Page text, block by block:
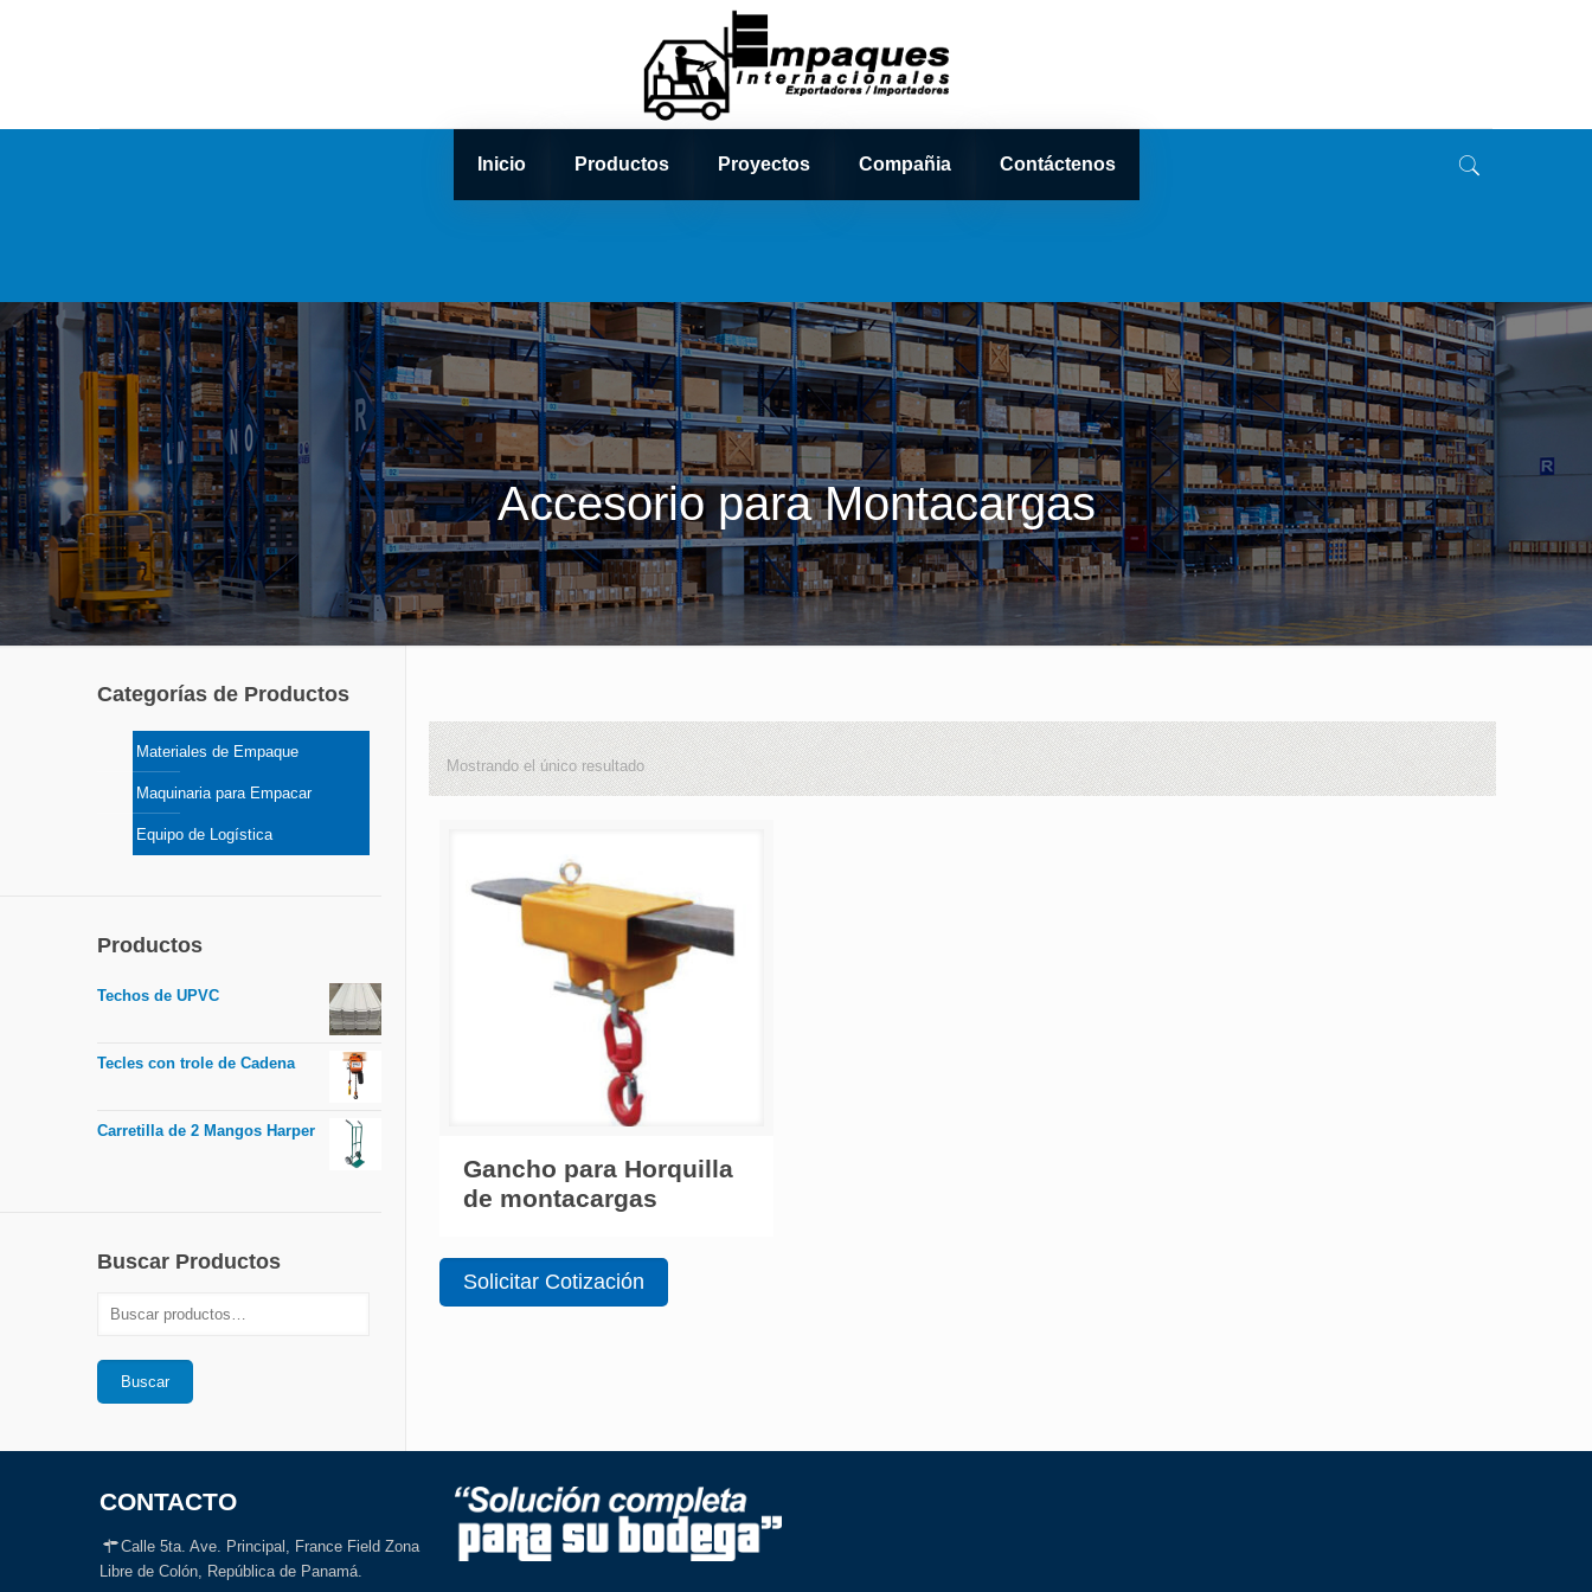
Inicio Productos Proyectos Compañia Contáctenos
Accesorio para Montacargas
Mostrando el único resultado
Gancho para Horquilla
de montacargas
Solicitar Cotización
Categorías de Productos
Materiales de Empaque
Maquinaria para Empacar
Equipo de Logística
Productos
Techos de UPVC
Tecles con trole de Cadena
Carretilla de 2 Mangos Harper
Buscar Productos
Buscar
CONTACTO
Calle 5ta. Ave. Principal, France Field Zona
Libre de Colón, República de Panamá.